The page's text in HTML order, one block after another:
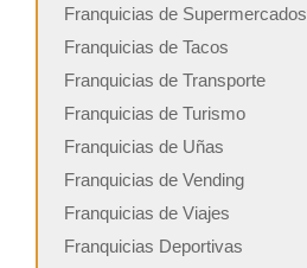
Franquicias de Supermercados
Franquicias de Tacos
Franquicias de Transporte
Franquicias de Turismo
Franquicias de Uñas
Franquicias de Vending
Franquicias de Viajes
Franquicias Deportivas